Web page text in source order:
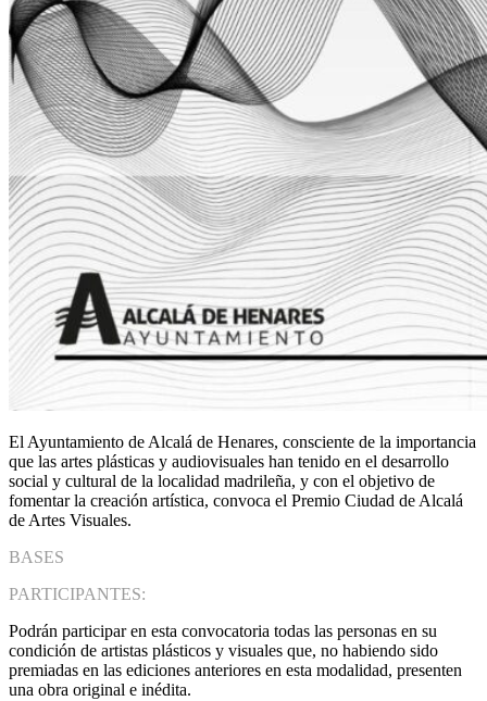
El Ayuntamiento de Alcalá de Henares, consciente de la importancia
que las artes plásticas y audiovisuales han tenido en el desarrollo
social y cultural de la localidad madrileña, y con el objetivo de
fomentar la creación artística, convoca el Premio Ciudad de Alcalá
de Artes Visuales.
BASES
PARTICIPANTES:
Podrán participar en esta convocatoria todas las personas en su
condición de artistas plásticos y visuales que, no habiendo sido
premiadas en las ediciones anteriores en esta modalidad, presenten
una obra original e inédita.